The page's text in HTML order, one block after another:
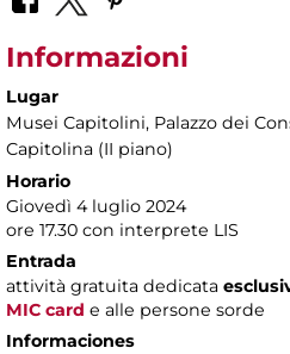
Informazioni
Lugar
Musei Capitolini, Palazzo dei
Capitolina (II piano)
Horario
Giovedì 4 luglio 2024
ore 17.30 con interprete LIS
Entrada
attività gratuita dedicata
MIC card e alle persone sorde
Informaciones